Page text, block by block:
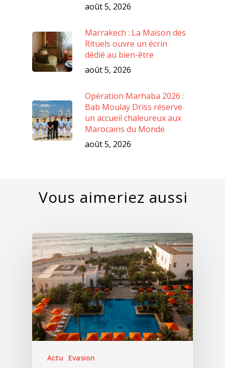
août 5, 2026
Marrakech : La Maison des
Rituels ouvre un écrin
dédié au bien-être
août 5, 2026
Opération Marhaba 2026 :
Bab Moulay Driss réserve
un accueil chaleureux aux
Marocains du Monde
août 5, 2026
Actu Evasion